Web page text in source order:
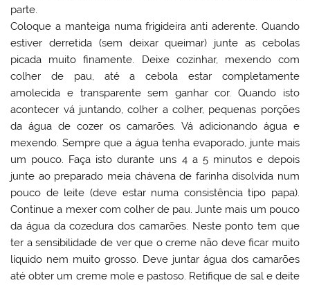
parte.
Coloque a manteiga numa frigideira anti aderente. Quando
estiver derretida (sem deixar queimar) junte as cebolas
picada muito finamente. Deixe cozinhar, mexendo com
colher de pau, até a cebola estar completamente
amolecida e transparente sem ganhar cor. Quando isto
acontecer vá juntando, colher a colher, pequenas porções
da água de cozer os camarões. Vá adicionando água e
mexendo. Sempre que a água tenha evaporado, junte mais
um pouco. Faça isto durante uns 4 a 5 minutos e depois
junte ao preparado meia chávena de farinha disolvida num
pouco de leite (deve estar numa consistência tipo papa).
Continue a mexer com colher de pau. Junte mais um pouco
da água da cozedura dos camarões. Neste ponto tem que
ter a sensibilidade de ver que o creme não deve ficar muito
líquido nem muito grosso. Deve juntar água dos camarões
até obter um creme mole e pastoso. Retifique de sal e deite